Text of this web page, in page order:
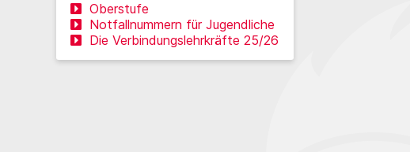
Oberstufe
Notfallnummern für Jugendliche
Die Verbindungslehrkräfte 25/26